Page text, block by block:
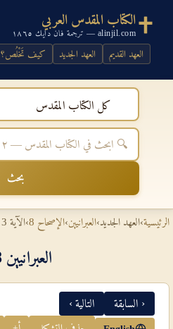
الكتاب المقدس العربي
alinjil.com — ترجمة فان دايك ١٨٦٥
العهد القديم العهد الجديد كيف تَخْلُص؟
كل الكتاب المقدس
بحث
الرئيسية›العهد الجديد›العبرانيين›الإصحاح 8 ›الآية 3
العبرانيين 8‏:‏3
‹ السابقة التالية ›